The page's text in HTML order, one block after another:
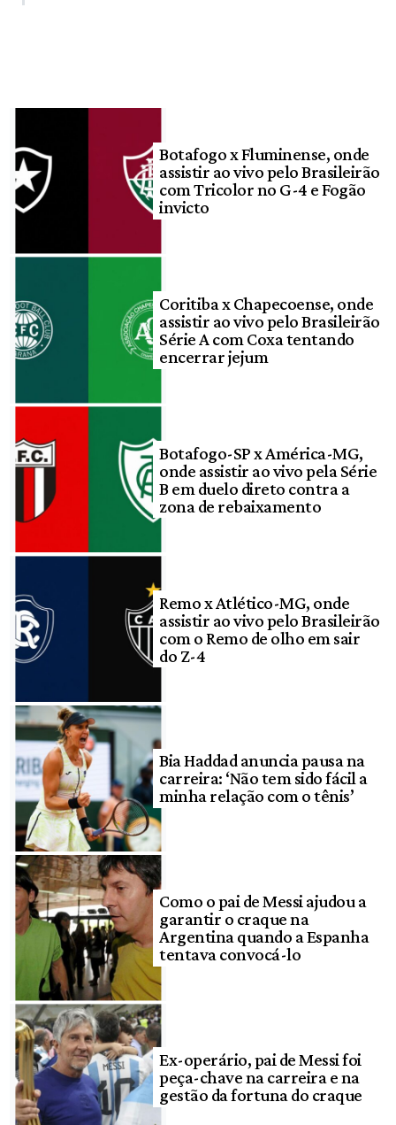
Botafogo x Fluminense, onde
assistir ao vivo pelo Brasileirão
com Tricolor no G-4 e Fogão
invicto
Coritiba x Chapecoense, onde
assistir ao vivo pelo Brasileirão
Série A com Coxa tentando
encerrar jejum
Botafogo-SP x América-MG,
onde assistir ao vivo pela Série
B em duelo direto contra a
zona de rebaixamento
Remo x Atlético-MG, onde
assistir ao vivo pelo Brasileirão
com o Remo de olho em sair
do Z-4
Bia Haddad anuncia pausa na
carreira: ‘Não tem sido fácil a
minha relação com o tênis’
Como o pai de Messi ajudou a
garantir o craque na
Argentina quando a Espanha
tentava convocá-lo
Ex-operário, pai de Messi foi
peça-chave na carreira e na
gestão da fortuna do craque